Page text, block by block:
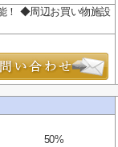
！ ◆周辺お買い物施設
50%